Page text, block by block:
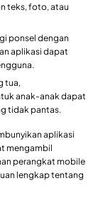
teks, foto, atau
ponsel dengan
aplikasi dapat
tua,
anak-anak dapat
tidak pantas.
aplikasi
mengambil
perangkat mobile
lengkap tentang